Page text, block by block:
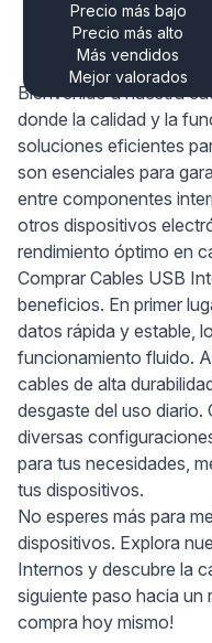
Precio más bajo
Precio más alto
Más vendidos
Mejor valorados
Cables
Bienvenido a nuestra
donde la calidad y la
soluciones eficientes
son esenciales para
entre componentes
otros dispositivos
rendimiento óptimo en
Comprar Cables USB
beneficios. En primer
datos rápida y estable,
funcionamiento fluido.
cables de alta
desgaste del uso diario.
diversas
para tus necesidades,
tus dispositivos.
No esperes más para
dispositivos. Explora
Internos y descubre la
siguiente paso hacia un
compra hoy mismo!